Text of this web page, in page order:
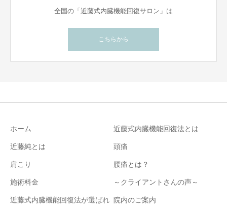
全国の「近藤式内臓機能回復サロン」は
こちらから
ホーム 近藤式内臓機能回復法とは
近藤純とは 頭痛
肩こり 腰痛とは？
施術料金 ～クライアントさんの声～
近藤式内臓機能回復法が選ばれ
院内のご案内